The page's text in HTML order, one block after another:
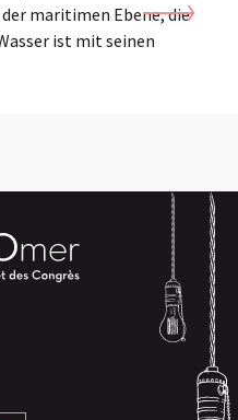
maritimen Ebene, die
ist mit seinen